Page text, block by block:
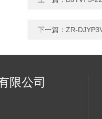
下一篇： ZR-
限公司